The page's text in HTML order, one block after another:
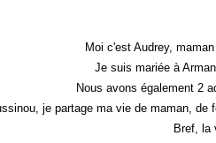
Moi c'est Audrey,
Je suis mariée à
Nous avons également 2
je partage ma vie de maman,
Bref, la